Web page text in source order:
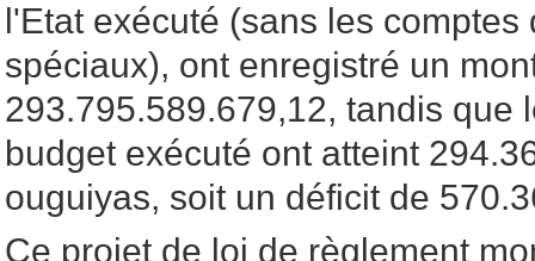
l'Etat exécuté (sans les comptes
spéciaux), ont enregistré un
293.795.589.679,12, tandis que
budget exécuté ont atteint
ouguiyas, soit un déficit de
Ce projet de loi de règlement